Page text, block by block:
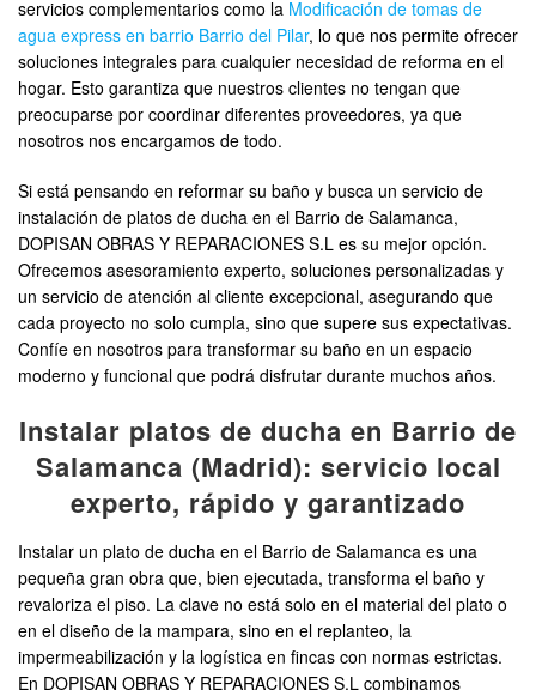
servicios complementarios como la Modificación de tomas de
agua express en barrio Barrio del Pilar, lo que nos permite ofrecer
soluciones integrales para cualquier necesidad de reforma en el
hogar. Esto garantiza que nuestros clientes no tengan que
preocuparse por coordinar diferentes proveedores, ya que
nosotros nos encargamos de todo.
Si está pensando en reformar su baño y busca un servicio de
instalación de platos de ducha en el Barrio de Salamanca,
DOPISAN OBRAS Y REPARACIONES S.L es su mejor opción.
Ofrecemos asesoramiento experto, soluciones personalizadas y
un servicio de atención al cliente excepcional, asegurando que
cada proyecto no solo cumpla, sino que supere sus expectativas.
Confíe en nosotros para transformar su baño en un espacio
moderno y funcional que podrá disfrutar durante muchos años.
Instalar platos de ducha en Barrio de
Salamanca (Madrid): servicio local
experto, rápido y garantizado
Instalar un plato de ducha en el Barrio de Salamanca es una
pequeña gran obra que, bien ejecutada, transforma el baño y
revaloriza el piso. La clave no está solo en el material del plato o
en el diseño de la mampara, sino en el replanteo, la
impermeabilización y la logística en fincas con normas estrictas.
En DOPISAN OBRAS Y REPARACIONES S.L combinamos